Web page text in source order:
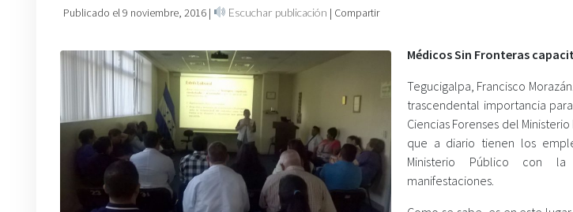
Publicado el 9 noviembre, 2016 | Escuchar publicación | Compartir
Médicos Sin Fronteras
Tegucigalpa, Francisco
trascendental importancia
Ciencias Forenses del
que a diario tienen los
Ministerio Público con
manifestaciones.